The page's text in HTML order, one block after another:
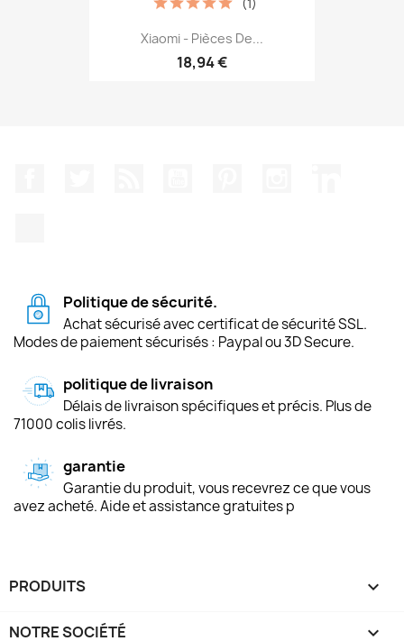
Xiaomi - Pièces De...
18,94 €
(1)
Politique de sécurité.
Achat sécurisé avec certificat de sécurité SSL.
Modes de paiement sécurisés : Paypal ou 3D Secure.
politique de livraison
Délais de livraison spécifiques et précis. Plus de
71000 colis livrés.
garantie
Garantie du produit, vous recevrez ce que vous
avez acheté. Aide et assistance gratuites p
PRODUITS 
NOTRE SOCIÉTÉ 